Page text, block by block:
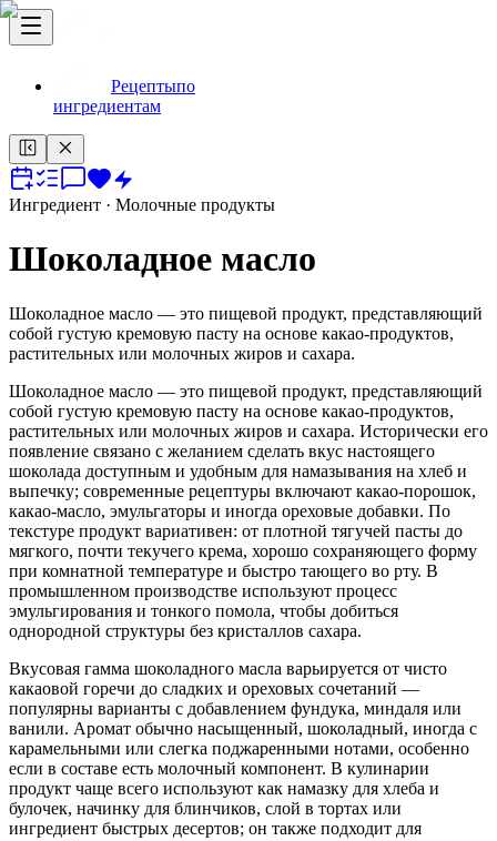
Рецептыпо
ингредиентам
Ингредиент · Молочные продукты
Шоколадное масло
Шоколадное масло — это пищевой продукт, представляющий
собой густую кремовую пасту на основе какао-продуктов,
растительных или молочных жиров и сахара.
Шоколадное масло — это пищевой продукт, представляющий
собой густую кремовую пасту на основе какао-продуктов,
растительных или молочных жиров и сахара. Исторически его
появление связано с желанием сделать вкус настоящего
шоколада доступным и удобным для намазывания на хлеб и
выпечку; современные рецептуры включают какао-порошок,
какао-масло, эмульгаторы и иногда ореховые добавки. По
текстуре продукт вариативен: от плотной тягучей пасты до
мягкого, почти текучего крема, хорошо сохраняющего форму
при комнатной температуре и быстро тающего во рту. В
промышленном производстве используют процесс
эмульгирования и тонкого помола, чтобы добиться
однородной структуры без кристаллов сахара.
Вкусовая гамма шоколадного масла варьируется от чисто
какаовой горечи до сладких и ореховых сочетаний —
популярны варианты с добавлением фундука, миндаля или
ванили. Аромат обычно насыщенный, шоколадный, иногда с
карамельными или слегка поджаренными нотами, особенно
если в составе есть молочный компонент. В кулинарии
продукт чаще всего используют как намазку для хлеба и
булочек, начинку для блинчиков, слой в тортах или
ингредиент быстрых десертов; он также подходит для